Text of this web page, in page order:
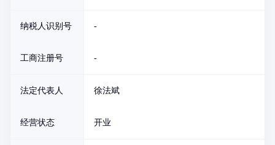
纳税人识别号 -
工商注册号 -
法定代表人 徐法斌
经营状态 开业